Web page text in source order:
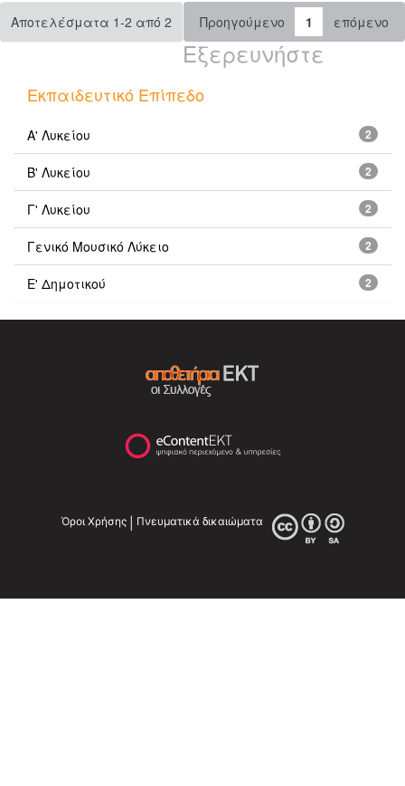
Αποτελέσματα 1-2 από 2 Προηγούμενο 1 επόμενο
Εξερευνήστε
Εκπαιδευτικό Επίπεδο
2
Α' Λυκείου
2
Β' Λυκείου
2
Γ' Λυκείου
2
Γενικό Μουσικό Λύκειο
2
Ε' Δημοτικού